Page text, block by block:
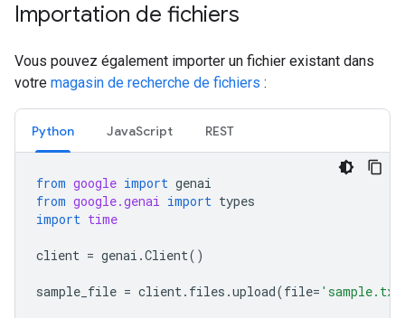
Importation de fichiers
Vous pouvez également importer un fichier existant dans
votre magasin de recherche de fichiers :
Python JavaScript REST
from google import genai
from google.genai import types
import time
client = genai .Client()
sample_file = client. files .upload(file=